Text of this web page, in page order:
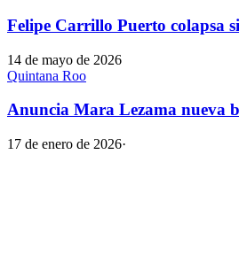
Felipe Carrillo Puerto colapsa
14 de mayo de 2026
Quintana Roo
Anuncia Mara Lezama nueva
17 de enero de 2026·